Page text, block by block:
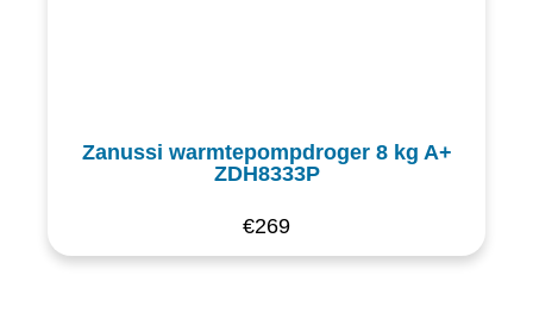
Zanussi warmtepompdroger 8 kg A+
ZDH8333P
€269